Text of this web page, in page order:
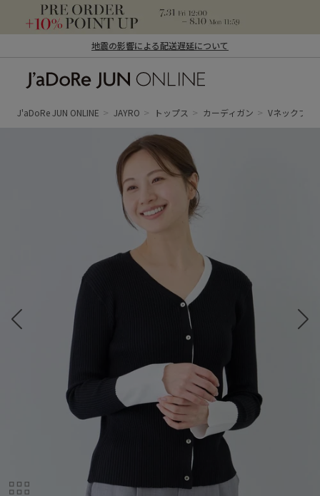
地震の影響による配送遅延について
ン オンライン）
J'aDoRe JUN ONLINE JAYRO トップス カーディガン Vネックブロ